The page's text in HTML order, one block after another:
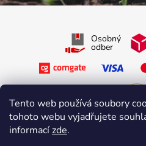
Tento web používá soubory
tohoto webu vyjadřujete
informacízde.
Osobný
odber